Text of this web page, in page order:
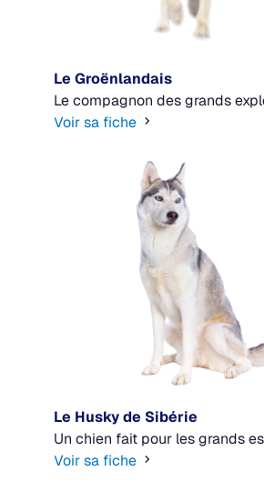
Le Groënlandais
Le compagnon des grands
Voir sa fiche
Le Husky de Sibérie
Un chien fait pour les grands
Voir sa fiche